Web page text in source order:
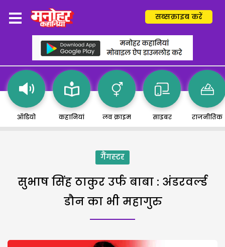
सब्सक्राइब करें
ऑडियो कहानियां लव क्राइम साइबर राजनीतिक
गैंगस्टर
सुभाष सिंह ठाकुर उर्फ बाबा : अंडरवर्ल्ड
डौन का भी महागुरु